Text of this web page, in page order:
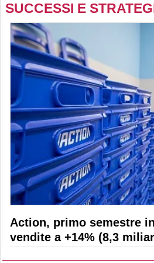
SUCCESSI E
Action, primo semestre
vendite a +14% (8,3